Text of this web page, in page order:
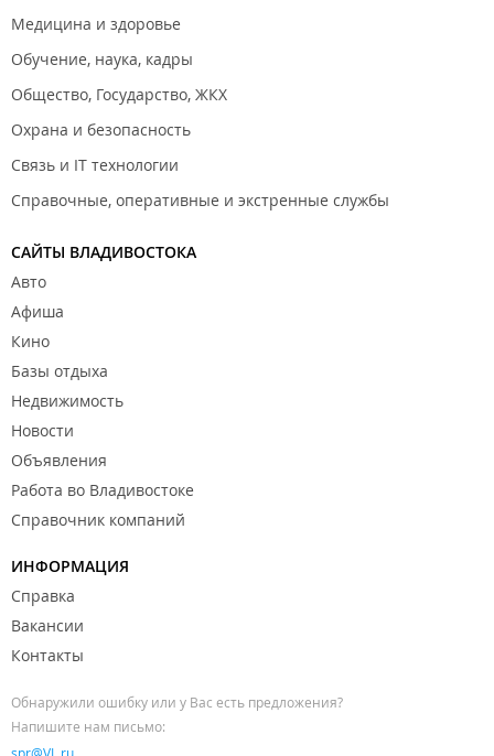
Медицина и здоровье
Обучение, наука, кадры
Общество, Государство, ЖКХ
Охрана и безопасность
Связь и IT технологии
Справочные, оперативные и экстренные службы
САЙТЫ ВЛАДИВОСТОКА
Авто
Афиша
Кино
Базы отдыха
Недвижимость
Новости
Объявления
Работа во Владивостоке
Справочник компаний
ИНФОРМАЦИЯ
Справка
Вакансии
Контакты
Обнаружили ошибку или у Вас есть предложения?
Напишите нам письмо: